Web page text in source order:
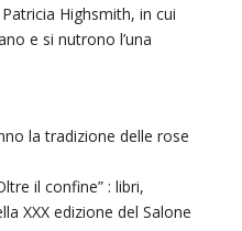
Highsmith, in cui
e si nutrono l’una
la tradizione delle rose
il confine” : libri,
XXX edizione del Salone